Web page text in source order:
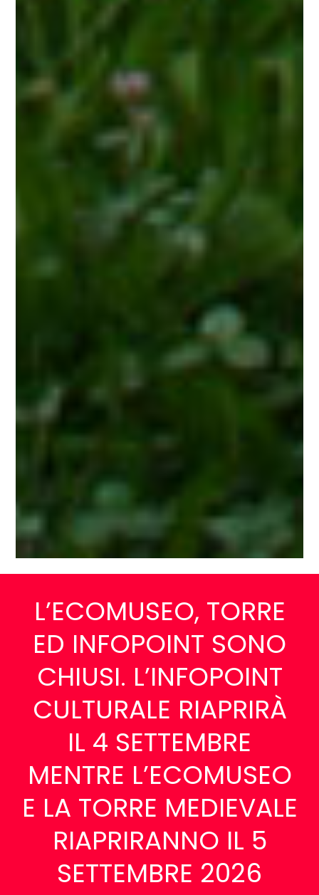
L’ECOMUSEO, TORRE
ED INFOPOINT SONO
CHIUSI. L’INFOPOINT
CULTURALE RIAPRIRÀ
IL 4 SETTEMBRE
MENTRE L’ECOMUSEO
E LA TORRE MEDIEVALE
RIAPRIRANNO IL 5
SETTEMBRE 2026